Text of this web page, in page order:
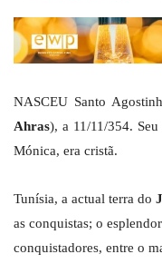
NASCEU Santo
Ahras), a 11/11/354.
Mónica, era cristã.
Tunísia, a actual terra do
as conquistas; o
conquistadores, entre o